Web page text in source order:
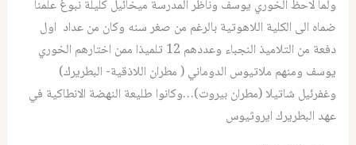
ولما لاحظ الخوري يوسف وناظر المدرسة ميخائيل كليلة نبوغ علمنا
ضماه الى الكلية اللاهوتية بالرغم من صغر سنه وكان من عداد اول
دفعة من التلاميذ النجباء وعددهم 12 تلميذا ممن اختارهم الخوري
يوسف ومنهم ملاتيوس الدوماني ( مطران اللاذقية- البطريرك)
وغفرئيل شاتيلا (مطران بيروت)…وكانوا طليعة النهضة الانطاكية في
عهد البطريرك ايروثيوس